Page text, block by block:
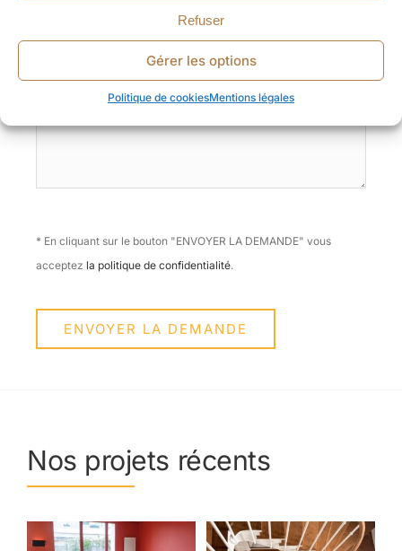
Refuser
Gérer les options
Politique de cookiesMentions légales
Maison
Un détail sur votre projet
* En cliquant sur le bouton "ENVOYER LA DEMANDE" vous
acceptez la politique de confidentialité.
ENVOYER LA DEMANDE
Nos projets récents